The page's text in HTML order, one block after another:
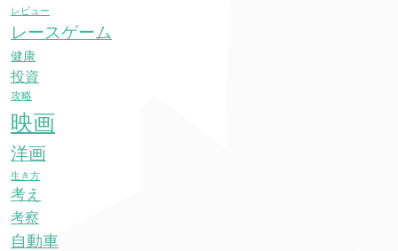
レビュー
レースゲーム
健康
投資
攻略
映画
洋画
生き方
考え
考察
自動車